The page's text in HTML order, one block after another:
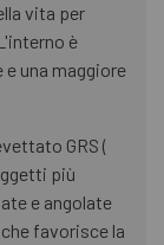
vita per
è
una maggiore
GRS (
più
e angolate
favorisce la